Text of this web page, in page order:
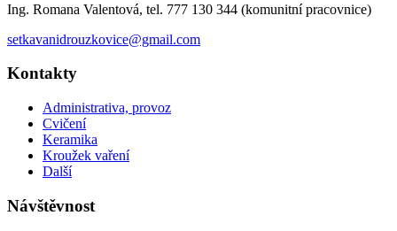
Ing. Romana Valentová, tel. 777 130 344 (komunitní pracovnice)
setkavanidrouzkovice@gmail.com
Kontakty
Administrativa, provoz
Cvičení
Keramika
Kroužek vaření
Další
Návštěvnost